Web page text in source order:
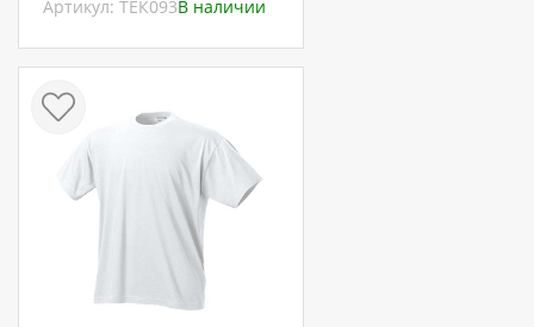
Артикул: ТЕК093В наличии